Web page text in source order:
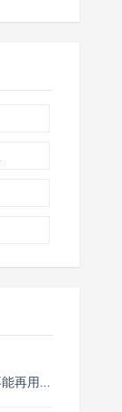
这玩意已经废了，成收割工具了，不能再用了。